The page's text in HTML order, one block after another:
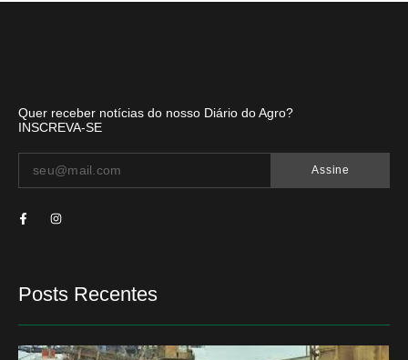
Quer receber notícias do nosso Diário do Agro?
INSCREVA-SE
Assine
Posts Recentes